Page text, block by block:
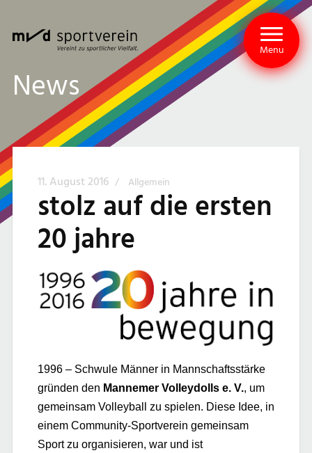
Menu
News
11. August 2016 / Allgemein
stolz auf die ersten
20 jahre
1996 – Schwule Männer in Mannschaftsstärke
gründen den Mannemer Volleydolls e. V., um
gemeinsam Volleyball zu spielen. Diese Idee, in
einem Community-Sportverein gemeinsam
Sport zu organisieren, war und ist